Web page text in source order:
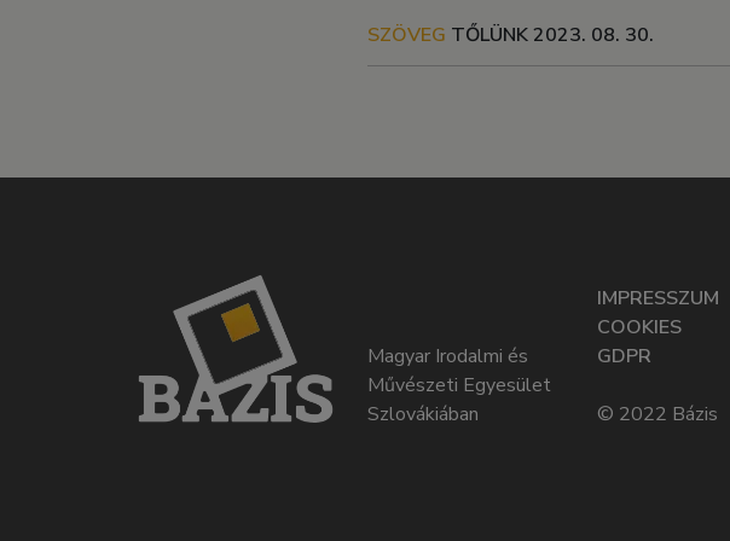
SZÖVEG TŐLÜNK2023. 08. 30.
Magyar Irodalmi és
Művészeti Egyesület
Szlovákiában
IMPRESSZUM
COOKIES
GDPR
© 2022 Bázis